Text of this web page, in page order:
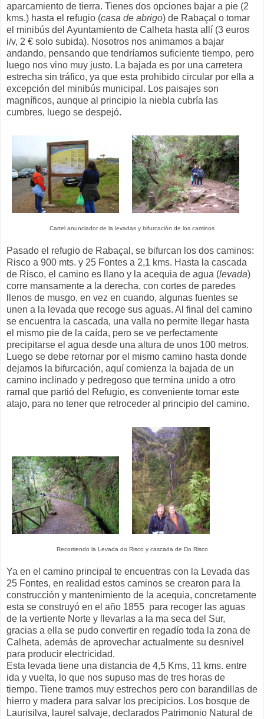
aparcamiento de tierra. Tienes dos opciones bajar a pie (2
kms.) hasta el refugio (casa de abrigo) de Rabaçal o tomar
el minibús del Ayuntamiento de Calheta hasta allí (3 euros
i/v, 2 € solo subida). Nosotros nos animamos a bajar
andando, pensando que tendríamos suficiente tiempo, pero
luego nos vino muy justo. La bajada es por una carretera
estrecha sin tráfico, ya que esta prohibido circular por ella a
excepción del minibús municipal. Los paisajes son
magníficos, aunque al principio la niebla cubría las
cumbres, luego se despejó.
Cartel anunciador de la levadas y bifurcación de los caminos
Pasado el refugio de Rabaçal, se bifurcan los dos caminos:
Risco a 900 mts. y 25 Fontes a 2,1 kms. Hasta la cascada
de Risco, el camino es llano y la acequia de agua (levada)
corre mansamente a la derecha, con cortes de paredes
llenos de musgo, en vez en cuando, algunas fuentes se
unen a la levada que recoge sus aguas. Al final del camino
se encuentra la cascada, una valla no permite llegar hasta
el mismo pie de la caída, pero se ve perfectamente
precipitarse el agua desde una altura de unos 100 metros.
Luego se debe retornar por el mismo camino hasta donde
dejamos la bifurcación, aquí comienza la bajada de un
camino inclinado y pedregoso que termina unido a otro
ramal que partió del Refugio, es conveniente tomar este
atajo, para no tener que retroceder al principio del camino.
Recorriendo la Levada do Risco y cascada de Do Risco
Ya en el camino principal te encuentras con la Levada das
25 Fontes, en realidad estos caminos se crearon para la
construcción y mantenimiento de la acequia, concretamente
esta se construyó en el año 1855 para recoger las aguas
de la vertiente Norte y llevarlas a la ma seca del Sur,
gracias a ella se pudo convertir en regadío toda la zona de
Calheta, además de aprovechar actualmente su desnivel
para producir electricidad.
Esta levada tiene una distancia de 4,5 Kms, 11 kms. entre
ida y vuelta, lo que nos supuso mas de tres horas de
tiempo. Tiene tramos muy estrechos pero con barandillas de
hierro y madera para salvar los precipicios. Los bosque de
Laurisilva, laurel salvaje, declarados Patrimonio Natural de